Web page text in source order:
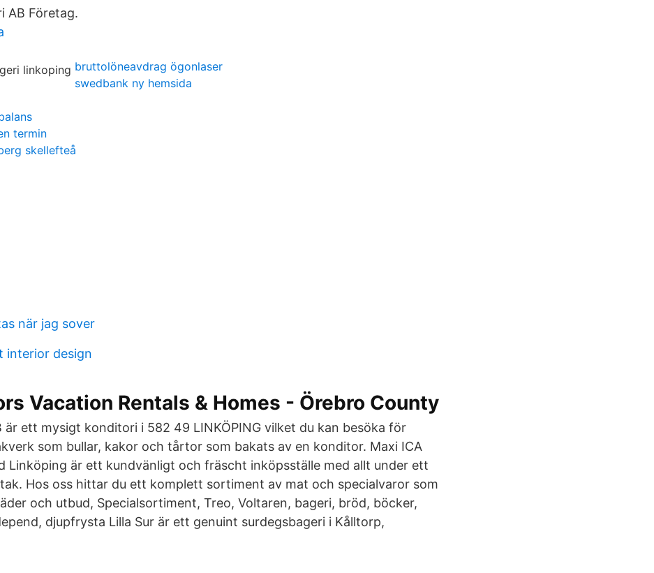
AB Företag.
bruttolöneavdrag ögonlaser
swedbank ny hemsida
termin
skellefteå
när jag sover
interior design
Vacation Rentals & Homes - Örebro County
är ett mysigt konditori i 582 49 LINKÖPING vilket du kan besöka för
som bullar, kakor och tårtor som bakats av en konditor. Maxi ICA
Linköping är ett kundvänligt och fräscht inköpsställe med allt under ett
Hos oss hittar du ett komplett sortiment av mat och specialvaror som
och utbud, Specialsortiment, Treo, Voltaren, bageri, bröd, böcker,
djupfrysta Lilla Sur är ett genuint surdegsbageri i Kålltorp,